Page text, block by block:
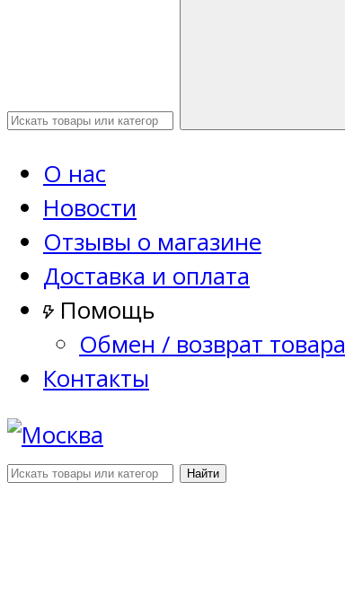
О нас
Новости
Отзывы о магазине
Доставка и оплата
Помощь
Обмен / возврат товара
Контакты
Найти